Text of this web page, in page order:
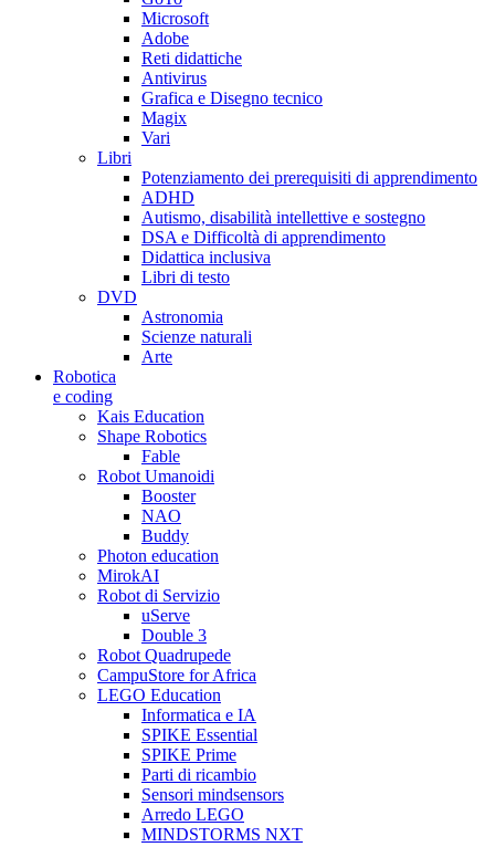
Microsoft
Adobe
Reti didattiche
Antivirus
Grafica e Disegno tecnico
Magix
Vari
Libri
Potenziamento dei prerequisiti di apprendimento
ADHD
Autismo, disabilità intellettive e sostegno
DSA e Difficoltà di apprendimento
Didattica inclusiva
Libri di testo
DVD
Astronomia
Scienze naturali
Arte
Robotica
e coding
Kais Education
Shape Robotics
Fable
Robot Umanoidi
Booster
NAO
Buddy
Photon education
MirokAI
Robot di Servizio
uServe
Double 3
Robot Quadrupede
CampuStore for Africa
LEGO Education
Informatica e IA
SPIKE Essential
SPIKE Prime
Parti di ricambio
Sensori mindsensors
Arredo LEGO
MINDSTORMS NXT